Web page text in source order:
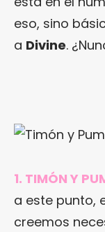
eso, sino
a Divine.
1. TIMÓN Y
a este punto,
creemos